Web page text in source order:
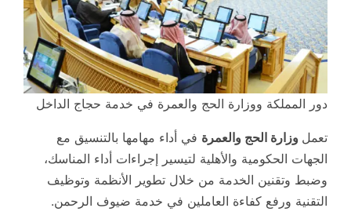
دور المملكة ووزارة الحج والعمرة في خدمة حجاج الداخل
تعمل وزارة الحج والعمرة في أداء مهامها بالتنسيق مع
الجهات الحكومية والأهلية لتيسير إجراءات أداء المناسك،
وضبط وتقنين الخدمة من خلال تطوير الأنظمة وتوظيف
التقنية ورفع كفاءة العاملين في خدمة ضيوف الرحمن.